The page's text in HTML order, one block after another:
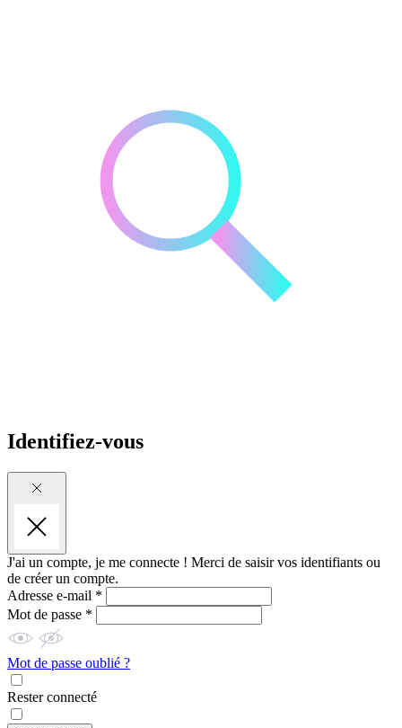
Identifiez-vous
J'ai un compte, je me connecte ! Merci de saisir vos identifiants ou
de créer un compte.
Adresse e-mail *
Mot de passe *
Mot de passe oublié ?
Rester connecté